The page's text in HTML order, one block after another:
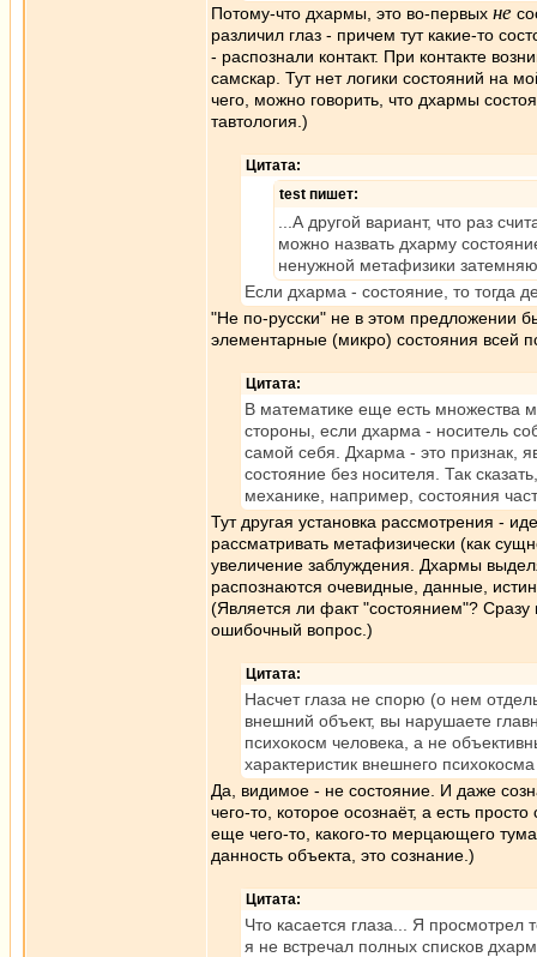
Потому-что дхармы, это во-первых не
различил глаз - причем тут какие-то
- распознали контакт. При контакте
самскар. Тут нет логики состояний на
чего, можно говорить, что дхармы
тавтология.)
Цитата:
test пишет:
...А другой вариант, что раз
можно назвать дхарму
ненужной метафизики
Если дхарма - состояние, то тогда
"Не по-русски" не в этом предложении
элементарные (микро) состояния всей
Цитата:
В математике еще есть множества
стороны, если дхарма - носитель
самой себя. Дхарма - это признак,
состояние без носителя. Так
механике, например, состояния
Тут другая установка рассмотрения -
рассматривать метафизически (как
увеличение заблуждения. Дхармы
распознаются очевидные, данные,
(Является ли факт "состоянием"? Сразу
ошибочный вопрос.)
Цитата:
Насчет глаза не спорю (о нем
внешний объект, вы нарушаете
психокосм человека, а не
характеристик внешнего
Да, видимое - не состояние. И даже
чего-то, которое осознаёт, а есть
еще чего-то, какого-то мерцающего
данность объекта, это сознание.)
Цитата:
Что касается глаза... Я
я не встречал полных списков